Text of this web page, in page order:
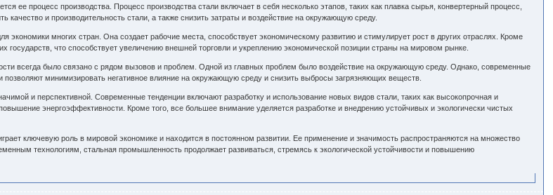
ее процесс производства. Процесс производства стали включает в себя несколько этапов, таких как плавка сырья, конвертерный процесс,
качество и производительность стали, а также снизить затраты и воздействие на окружающую среду.
экономики многих стран. Она создает рабочие места, способствует экономическому развитию и стимулирует рост в других отраслях. Кроме
государств, что способствует увеличению внешней торговли и укреплению экономической позиции страны на мировом рынке.
всегда было связано с рядом вызовов и проблем. Одной из главных проблем было воздействие на окружающую среду. Однако, современные
позволяют минимизировать негативное влияние на окружающую среду и снизить выбросы загрязняющих веществ.
и перспективной. Современные тенденции включают разработку и использование новых видов стали, таких как высокопрочная и
энергоэффективности. Кроме того, все большее внимание уделяется разработке и внедрению устойчивых и экологически чистых
ключевую роль в мировой экономике и находится в постоянном развитии. Ее применение и значимость распространяются на множество
технологиям, стальная промышленность продолжает развиваться, стремясь к экологической устойчивости и повышению